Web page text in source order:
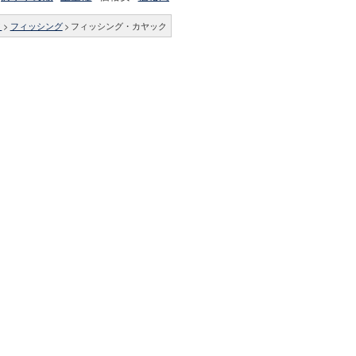
> フィッシング > フィッシング・カヤック